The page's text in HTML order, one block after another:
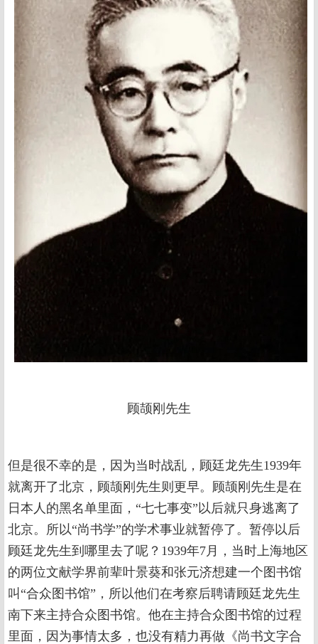
顾颉刚先生
但是很不幸的是，因为当时战乱，顾廷龙先生1939年
就离开了北京，顾颉刚先生则更早。顾颉刚先生是在
日本人的黑名单里面，“七七事变”以后就只身逃离了
北京。所以“尚书学”的学术事业就暂停了。暂停以后
顾廷龙先生到哪里去了呢？1939年7月，当时上海地区
的两位文献学界前辈叶景葵和张元济想建一个图书馆
叫“合众图书馆”，所以他们在考察后聘请顾廷龙先生
南下来主持合众图书馆。他在主持合众图书馆的过程
里面，因为事情太多，也没有精力再做《尚书文字合